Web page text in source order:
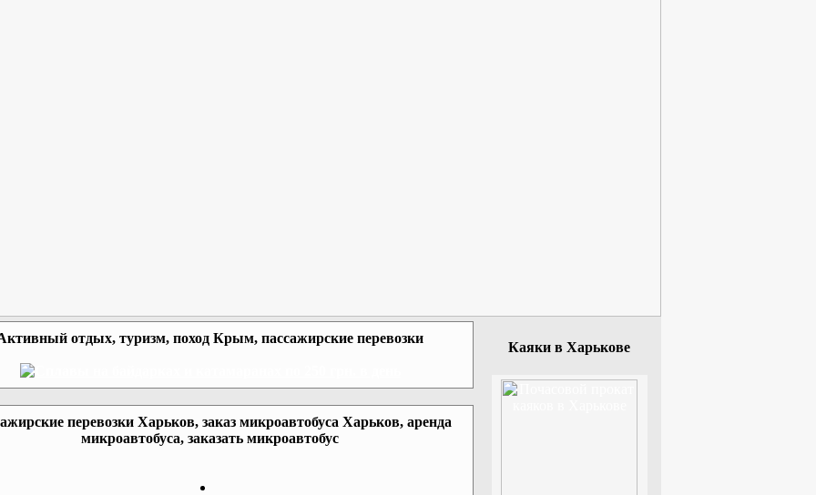
отдых, туризм, поход Крым, пассажирские перевозки
перевозки Харьков, заказ микроавтобуса Харьков, аренда
микроавтобуса, заказать микроавтобус
Каяки в Харькове